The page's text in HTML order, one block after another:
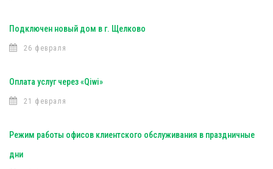
Подключен новый дом в г. Щелково
26 февраля
Оплата услуг через «Qiwi»
21 февраля
Режим работы офисов клиентского обслуживания в праздничные
дни